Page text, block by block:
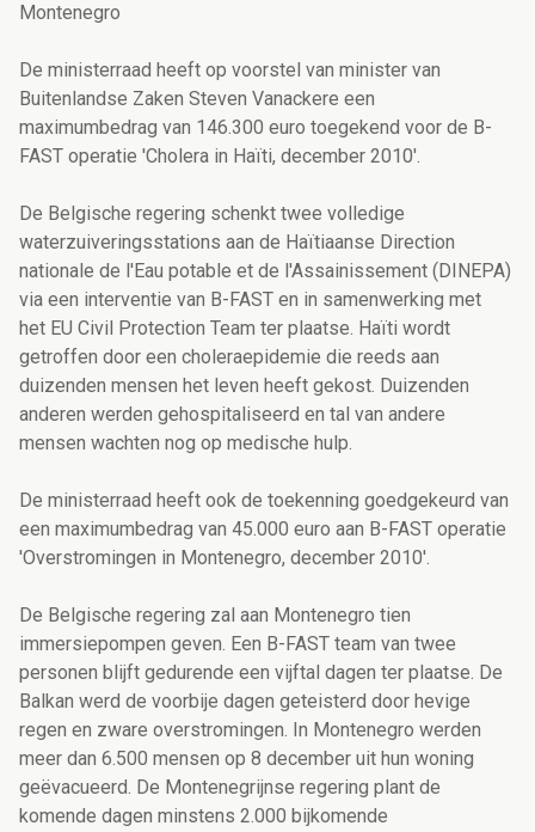
Montenegro
De ministerraad heeft op voorstel van minister van
Buitenlandse Zaken Steven Vanackere een
maximumbedrag van 146.300 euro toegekend voor de B-
FAST operatie 'Cholera in Haïti, december 2010'.
De Belgische regering schenkt twee volledige
waterzuiveringsstations aan de Haïtiaanse Direction
nationale de l'Eau potable et de l'Assainissement (DINEPA)
via een interventie van B-FAST en in samenwerking met
het EU Civil Protection Team ter plaatse. Haïti wordt
getroffen door een choleraepidemie die reeds aan
duizenden mensen het leven heeft gekost. Duizenden
anderen werden gehospitaliseerd en tal van andere
mensen wachten nog op medische hulp.
De ministerraad heeft ook de toekenning goedgekeurd van
een maximumbedrag van 45.000 euro aan B-FAST operatie
'Overstromingen in Montenegro, december 2010'.
De Belgische regering zal aan Montenegro tien
immersiepompen geven. Een B-FAST team van twee
personen blijft gedurende een vijftal dagen ter plaatse. De
Balkan werd de voorbije dagen geteisterd door hevige
regen en zware overstromingen. In Montenegro werden
meer dan 6.500 mensen op 8 december uit hun woning
geëvacueerd. De Montenegrijnse regering plant de
komende dagen minstens 2.000 bijkomende